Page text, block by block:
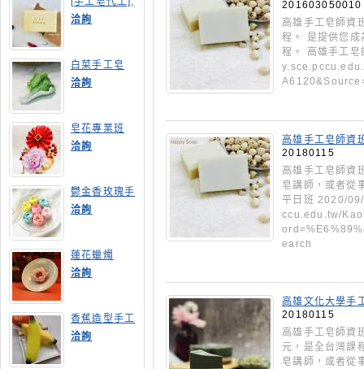
膠原蛋白手工
皂
洽詢
白菜手工皂
洽詢
皂花專業班
洽詢
鬱金香玫瑰手
工皂(長高型)
洽詢
蓮花蠟燭
洽詢
香蕉造型手工
皂
洽詢
201603050010
高雄手工皂師資
程。 是提供您成
程。 高雄手工
高雄手工皂師資
20180115
高雄手工皂師資
皂講師，或者從
平日班 2020/
ccu.edu.tw/
earch
高雄文化大學手
20180115
高雄手工皂師資
元，是全台灣課
皂講師，或者從